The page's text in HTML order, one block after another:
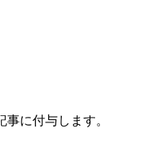
に付与します。